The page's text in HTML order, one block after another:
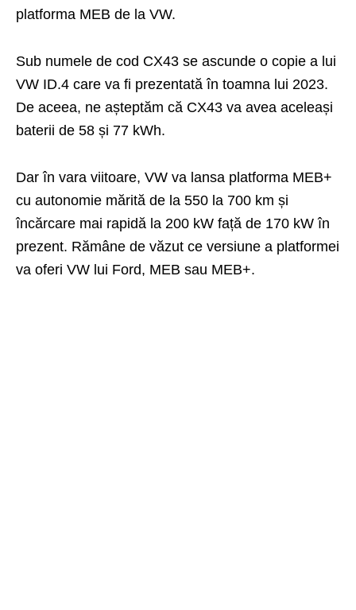
platforma MEB de la VW.
Sub numele de cod CX43 se ascunde o copie a lui
VW ID.4 care va fi prezentată în toamna lui 2023.
De aceea, ne așteptăm că CX43 va avea aceleași
baterii de 58 și 77 kWh.
Dar în vara viitoare, VW va lansa platforma MEB+
cu autonomie mărită de la 550 la 700 km și
încărcare mai rapidă la 200 kW față de 170 kW în
prezent. Rămâne de văzut ce versiune a platformei
va oferi VW lui Ford, MEB sau MEB+.